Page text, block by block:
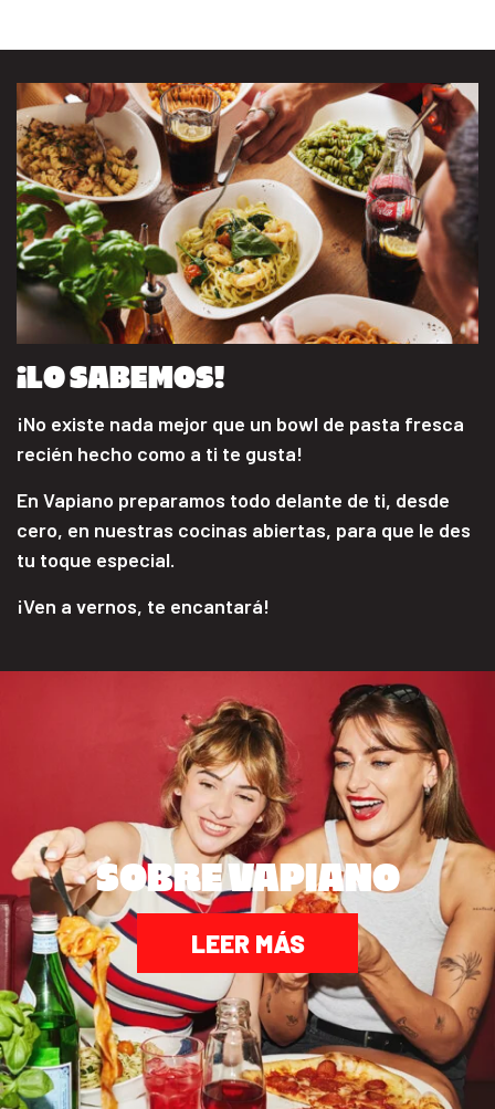
¡LO SABEMOS!
¡No existe nada mejor que un bowl de pasta fresca
recién hecho como a ti te gusta!
En Vapiano preparamos todo delante de ti, desde
cero, en nuestras cocinas abiertas, para que le des
tu toque especial.
¡Ven a vernos, te encantará!
SOBRE VAPIANO
LEER MÁS